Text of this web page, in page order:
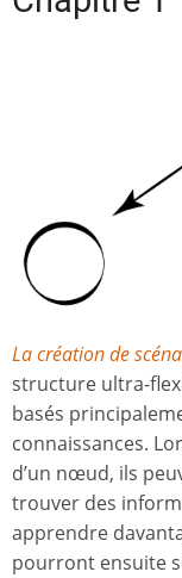
La création de
structure ultra-
basés
connaissances.
d’un nœud, ils
trouver des
apprendre
pourront ensuite